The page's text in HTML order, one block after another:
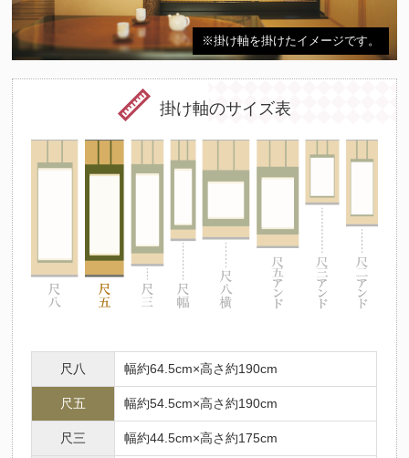
※掛け軸を掛けたイメージです。
掛け軸のサイズ表
尺八 幅約64.5cm×高さ約190cm
尺五 幅約54.5cm×高さ約190cm
尺三 幅約44.5cm×高さ約175cm